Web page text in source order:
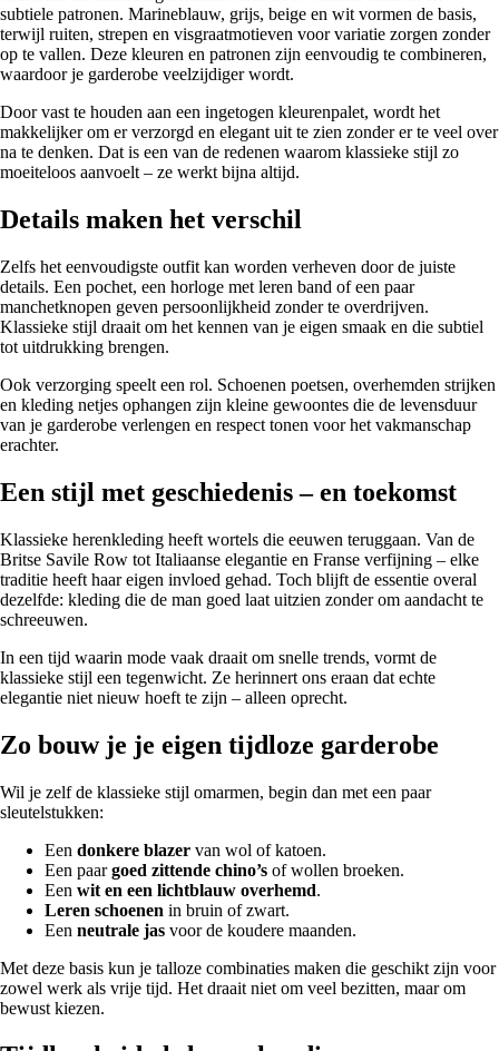
subtiele patronen. Marineblauw, grijs, beige en wit vormen de basis,
terwijl ruiten, strepen en visgraatmotieven voor variatie zorgen zonder
op te vallen. Deze kleuren en patronen zijn eenvoudig te combineren,
waardoor je garderobe veelzijdiger wordt.
Door vast te houden aan een ingetogen kleurenpalet, wordt het
makkelijker om er verzorgd en elegant uit te zien zonder er te veel over
na te denken. Dat is een van de redenen waarom klassieke stijl zo
moeiteloos aanvoelt – ze werkt bijna altijd.
Details maken het verschil
Zelfs het eenvoudigste outfit kan worden verheven door de juiste
details. Een pochet, een horloge met leren band of een paar
manchetknopen geven persoonlijkheid zonder te overdrijven.
Klassieke stijl draait om het kennen van je eigen smaak en die subtiel
tot uitdrukking brengen.
Ook verzorging speelt een rol. Schoenen poetsen, overhemden strijken
en kleding netjes ophangen zijn kleine gewoontes die de levensduur
van je garderobe verlengen en respect tonen voor het vakmanschap
erachter.
Een stijl met geschiedenis – en toekomst
Klassieke herenkleding heeft wortels die eeuwen teruggaan. Van de
Britse Savile Row tot Italiaanse elegantie en Franse verfijning – elke
traditie heeft haar eigen invloed gehad. Toch blijft de essentie overal
dezelfde: kleding die de man goed laat uitzien zonder om aandacht te
schreeuwen.
In een tijd waarin mode vaak draait om snelle trends, vormt de
klassieke stijl een tegenwicht. Ze herinnert ons eraan dat echte
elegantie niet nieuw hoeft te zijn – alleen oprecht.
Zo bouw je je eigen tijdloze garderobe
Wil je zelf de klassieke stijl omarmen, begin dan met een paar
sleutelstukken:
Een donkere blazer van wol of katoen.
Een paargoed zittende chino’s of wollen broeken.
Een wit en een lichtblauw overhemd.
Leren schoenen in bruin of zwart.
Een neutrale jas voor de koudere maanden.
Met deze basis kun je talloze combinaties maken die geschikt zijn voor
zowel werk als vrije tijd. Het draait niet om veel bezitten, maar om
bewust kiezen.